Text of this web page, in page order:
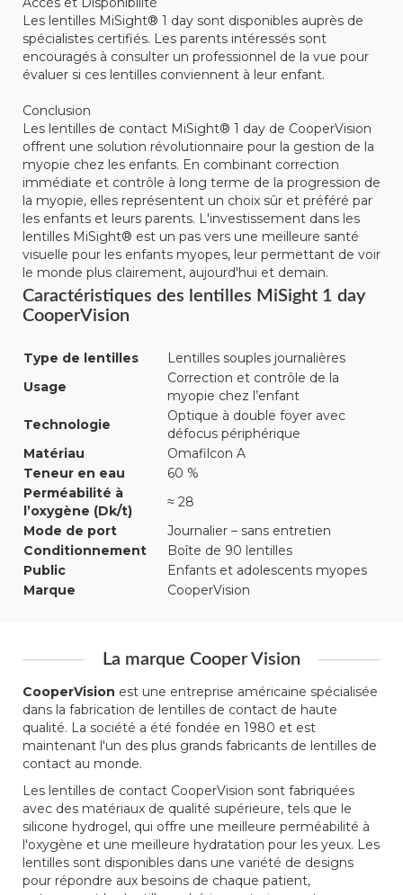
Les lentilles MiSight® 1 day sont disponibles auprès de
spécialistes certifiés. Les parents intéressés sont
encouragés à consulter un professionnel de la vue pour
évaluer si ces lentilles conviennent à leur enfant.
Conclusion
Les lentilles de contact MiSight® 1 day de CooperVision
offrent une solution révolutionnaire pour la gestion de la
myopie chez les enfants. En combinant correction
immédiate et contrôle à long terme de la progression de
la myopie, elles représentent un choix sûr et préféré par
les enfants et leurs parents. L'investissement dans les
lentilles MiSight® est un pas vers une meilleure santé
visuelle pour les enfants myopes, leur permettant de voir
le monde plus clairement, aujourd'hui et demain.
Caractéristiques des lentilles MiSight 1 day
CooperVision
Type de lentilles
Lentilles souples journalières
Usage
Correction et contrôle de la
myopie chez l’enfant
Technologie
Optique à double foyer avec
défocus périphérique
Matériau
Omafilcon A
Teneur en eau
60 %
Perméabilité à
l’oxygène (Dk/t)
≈ 28
Mode de port
Journalier – sans entretien
Conditionnement
Boîte de 90 lentilles
Public
Enfants et adolescents myopes
Marque
CooperVision
La marque Cooper Vision
CooperVision est une entreprise américaine spécialisée
dans la fabrication de lentilles de contact de haute
qualité. La société a été fondée en 1980 et est
maintenant l'un des plus grands fabricants de lentilles de
contact au monde.
Les lentilles de contact CooperVision sont fabriquées
avec des matériaux de qualité supérieure, tels que le
silicone hydrogel, qui offre une meilleure perméabilité à
l'oxygène et une meilleure hydratation pour les yeux. Les
lentilles sont disponibles dans une variété de designs
pour répondre aux besoins de chaque patient,